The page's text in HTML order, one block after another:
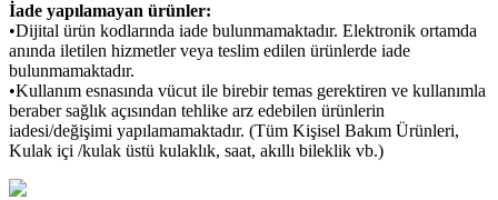
İade yapılamayan ürünler:
•Dijital ürün kodlarında iade bulunmamaktadır. Elektronik ortamda
anında iletilen hizmetler veya teslim edilen ürünlerde iade
bulunmamaktadır.
•Kullanım esnasında vücut ile birebir temas gerektiren ve kullanımla
beraber sağlık açısından tehlike arz edebilen ürünlerin
iadesi/değişimi yapılamamaktadır. (Tüm Kişisel Bakım Ürünleri,
Kulak içi /kulak üstü kulaklık, saat, akıllı bileklik vb.)